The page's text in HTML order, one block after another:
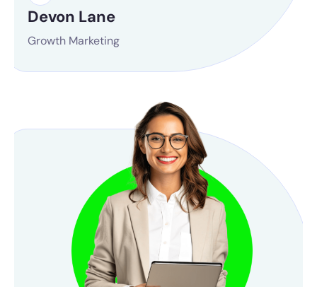
Devon Lane
Growth Marketing